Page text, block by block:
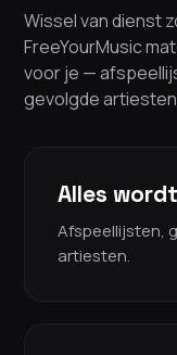
Wissel van dienst
FreeYourMusic
voor je —
gevolgde
Alles
Afspeellijsten,
artiesten.